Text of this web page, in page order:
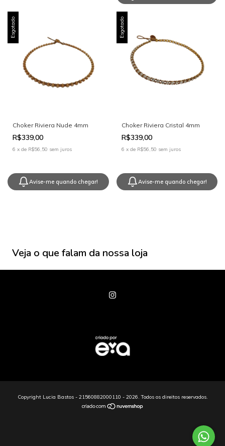
Esgotado
Choker Riviera Nude 4mm
R$339,00
6 x de R$56,50 sem juros
Avise-me quando chegar!
Esgotado
Choker Riviera Cristal 4mm
R$339,00
6 x de R$56,50 sem juros
Avise-me quando chegar!
Veja o que falam da nossa loja
Copyright Lucia Bastos - 21560882000110 - 2026. Todos os direitos reservados.